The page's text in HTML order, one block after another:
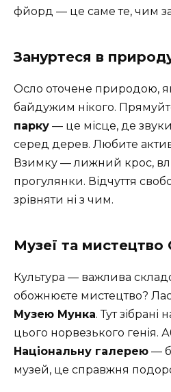
фйорд — це саме те, чим
Зануртеся в
Осло оточене природою,
байдужим нікого.
парку — це місце, де звуки
серед дерев. Любите
Взимку — лижний крос,
прогулянки. Відчуття
зрівняти ні з чим.
Музеї та мистецтво
Культура — важлива
обожнюєте мистецтво?
Музею Мунка. Тут зібрані
цього норвезького генія.
Національну галерею —
музей, це справжня